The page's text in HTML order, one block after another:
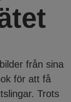
från sina
för att få
Trots